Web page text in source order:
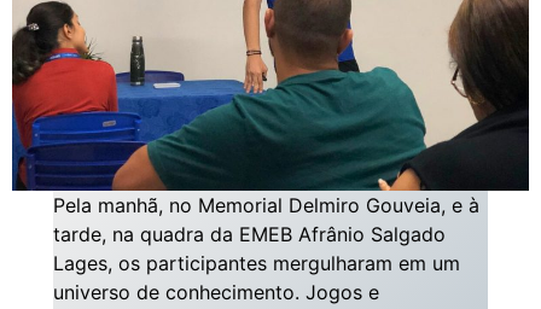
Pela manhã, no Memorial Delmiro Gouveia, e à
tarde, na quadra da EMEB Afrânio Salgado
Lages, os participantes mergulharam em um
universo de conhecimento. Jogos e